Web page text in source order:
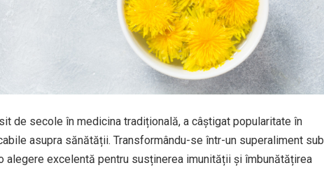
de secole în medicina tradițională, a câștigat popularitate în
asupra sănătății. Transformându-se într-un superaliment sub
excelentă pentru susținerea imunității și îmbunătățirea